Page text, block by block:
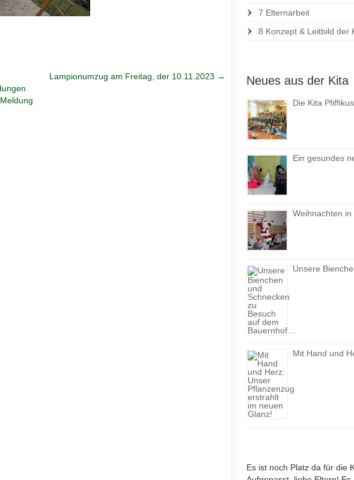
Lampionumzug am Freitag, der 10.11.2023 →
7 Elternarbeit
8 Konzept & Leitbild der
Neues aus der Kita
Die Kita Pfiffikus
Ein gesundes
Weihnachten in
Unsere
Mit Hand und
Es ist noch Platz da für die